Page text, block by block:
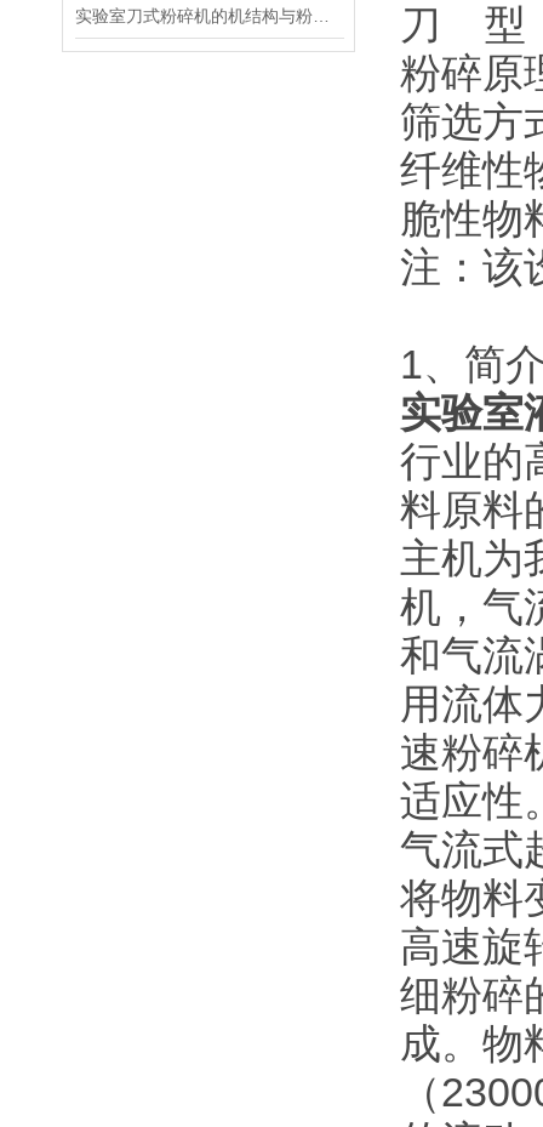
刀 型
粉碎原
筛选方
纤维性
脆性物
注：该
1、简
实验室
行业的
料原料
主机为
机，气
和气流
用流体
速粉碎
适应性
气流式
将物料
高速旋
细粉碎
成。物
（